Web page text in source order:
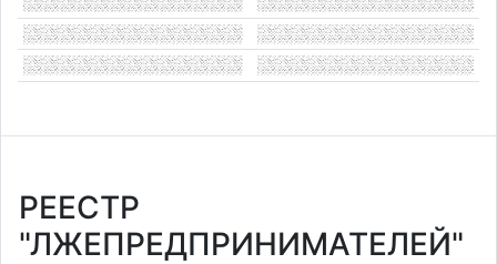
РЕЕСТР
"ЛЖЕПРЕДПРИНИМАТЕЛЕЙ"